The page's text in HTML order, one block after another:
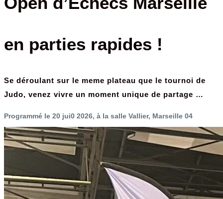
en parties rapides !
Se déroulant sur le meme plateau que le tournoi de
Judo, venez vivre un moment unique de partage …
Programmé le 20 jui0 2026, à la salle Vallier, Marseille 04